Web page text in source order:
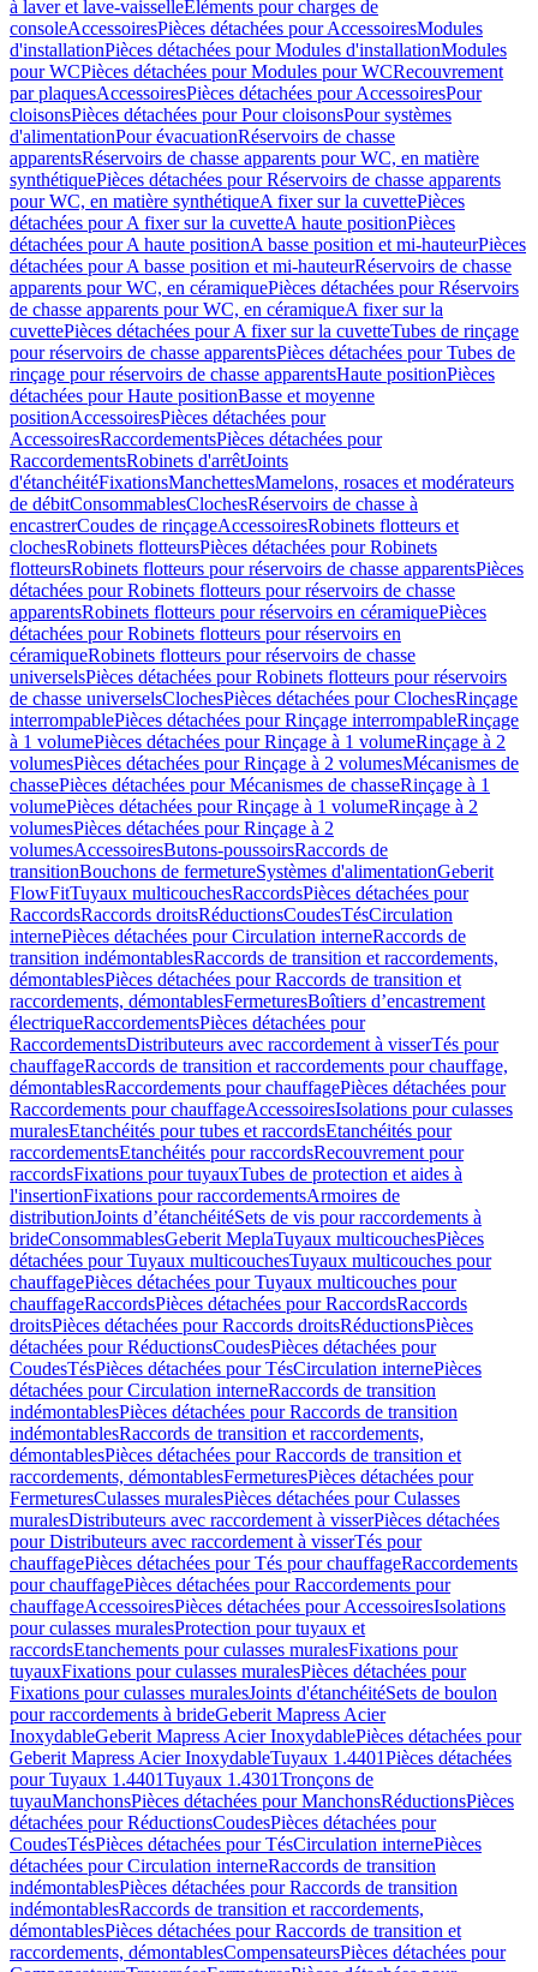
à laver et lave-vaisselleEléments pour charges de
consoleAccessoiresPièces détachées pour AccessoiresModules
d'installationPièces détachées pour Modules d'installationModules
pour WCPièces détachées pour Modules pour WCRecouvrement
par plaquesAccessoiresPièces détachées pour AccessoiresPour
cloisonsPièces détachées pour Pour cloisonsPour systèmes
d'alimentationPour évacuationRéservoirs de chasse
apparentsRéservoirs de chasse apparents pour WC, en matière
synthétiquePièces détachées pour Réservoirs de chasse apparents
pour WC, en matière synthétiqueA fixer sur la cuvettePièces
détachées pour A fixer sur la cuvetteA haute positionPièces
détachées pour A haute positionA basse position et mi-hauteurPièces
détachées pour A basse position et mi-hauteurRéservoirs de chasse
apparents pour WC, en céramiquePièces détachées pour Réservoirs
de chasse apparents pour WC, en céramiqueA fixer sur la
cuvettePièces détachées pour A fixer sur la cuvetteTubes de rinçage
pour réservoirs de chasse apparentsPièces détachées pour Tubes de
rinçage pour réservoirs de chasse apparentsHaute positionPièces
détachées pour Haute positionBasse et moyenne
positionAccessoiresPièces détachées pour
AccessoiresRaccordementsPièces détachées pour
RaccordementsRobinets d'arrêtJoints
d'étanchéitéFixationsManchettesMamelons, rosaces et modérateurs
de débitConsommablesClochesRéservoirs de chasse à
encastrerCoudes de rinçageAccessoiresRobinets flotteurs et
clochesRobinets flotteursPièces détachées pour Robinets
flotteursRobinets flotteurs pour réservoirs de chasse apparentsPièces
détachées pour Robinets flotteurs pour réservoirs de chasse
apparentsRobinets flotteurs pour réservoirs en céramiquePièces
détachées pour Robinets flotteurs pour réservoirs en
céramiqueRobinets flotteurs pour réservoirs de chasse
universelsPièces détachées pour Robinets flotteurs pour réservoirs
de chasse universelsClochesPièces détachées pour ClochesRinçage
interrompablePièces détachées pour Rinçage interrompableRinçage
à 1 volumePièces détachées pour Rinçage à 1 volumeRinçage à 2
volumesPièces détachées pour Rinçage à 2 volumesMécanismes de
chassePièces détachées pour Mécanismes de chasseRinçage à 1
volumePièces détachées pour Rinçage à 1 volumeRinçage à 2
volumesPièces détachées pour Rinçage à 2
volumesAccessoiresButons-poussoirsRaccords de
transitionBouchons de fermetureSystèmes d'alimentationGeberit
FlowFitTuyaux multicouchesRaccordsPièces détachées pour
RaccordsRaccords droitsRéductionsCoudesTésCirculation
internePièces détachées pour Circulation interneRaccords de
transition indémontablesRaccords de transition et raccordements,
démontablesPièces détachées pour Raccords de transition et
raccordements, démontablesFermeturesBoîtiers d’encastrement
électriqueRaccordementsPièces détachées pour
RaccordementsDistributeurs avec raccordement à visserTés pour
chauffageRaccords de transition et raccordements pour chauffage,
démontablesRaccordements pour chauffagePièces détachées pour
Raccordements pour chauffageAccessoiresIsolations pour culasses
muralesEtanchéités pour tubes et raccordsEtanchéités pour
raccordementsEtanchéités pour raccordsRecouvrement pour
raccordsFixations pour tuyauxTubes de protection et aides à
l'insertionFixations pour raccordementsArmoires de
distributionJoints d’étanchéitéSets de vis pour raccordements à
brideConsommablesGeberit MeplaTuyaux multicouchesPièces
détachées pour Tuyaux multicouchesTuyaux multicouches pour
chauffagePièces détachées pour Tuyaux multicouches pour
chauffageRaccordsPièces détachées pour RaccordsRaccords
droitsPièces détachées pour Raccords droitsRéductionsPièces
détachées pour RéductionsCoudesPièces détachées pour
CoudesTésPièces détachées pour TésCirculation internePièces
détachées pour Circulation interneRaccords de transition
indémontablesPièces détachées pour Raccords de transition
indémontablesRaccords de transition et raccordements,
démontablesPièces détachées pour Raccords de transition et
raccordements, démontablesFermeturesPièces détachées pour
FermeturesCulasses muralesPièces détachées pour Culasses
muralesDistributeurs avec raccordement à visserPièces détachées
pour Distributeurs avec raccordement à visserTés pour
chauffagePièces détachées pour Tés pour chauffageRaccordements
pour chauffagePièces détachées pour Raccordements pour
chauffageAccessoiresPièces détachées pour AccessoiresIsolations
pour culasses muralesProtection pour tuyaux et
raccordsEtanchements pour culasses muralesFixations pour
tuyauxFixations pour culasses muralesPièces détachées pour
Fixations pour culasses muralesJoints d'étanchéitéSets de boulon
pour raccordements à brideGeberit Mapress Acier
InoxydableGeberit Mapress Acier InoxydablePièces détachées pour
Geberit Mapress Acier InoxydableTuyaux 1.4401Pièces détachées
pour Tuyaux 1.4401Tuyaux 1.4301Tronçons de
tuyauManchonsPièces détachées pour ManchonsRéductionsPièces
détachées pour RéductionsCoudesPièces détachées pour
CoudesTésPièces détachées pour TésCirculation internePièces
détachées pour Circulation interneRaccords de transition
indémontablesPièces détachées pour Raccords de transition
indémontablesRaccords de transition et raccordements,
démontablesPièces détachées pour Raccords de transition et
raccordements, démontablesCompensateursPièces détachées pour